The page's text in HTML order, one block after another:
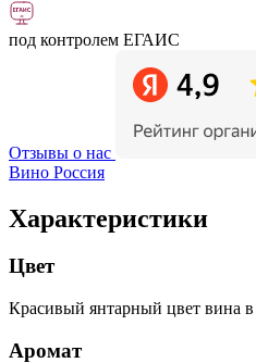
под контролем ЕГАИС
Отзывы о нас
Вино Россия
Характеристики
Цвет
Красивый янтарный цвет вина в
Аромат